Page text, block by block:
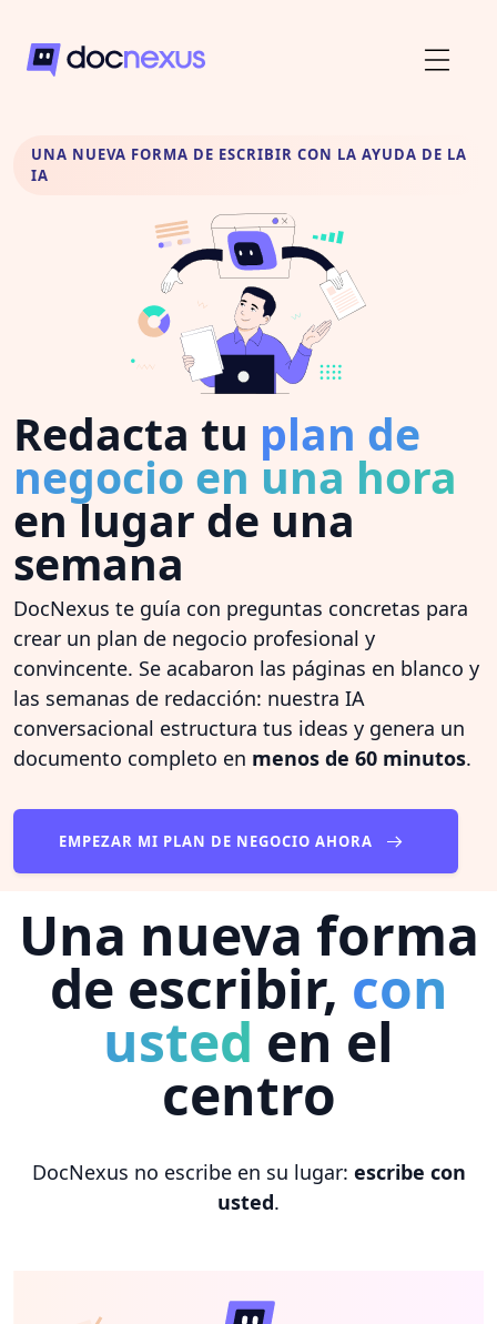
UNA NUEVA FORMA DE ESCRIBIR CON LA AYUDA DE LA
IA
Redacta tu plan de
negocio en una hora
en lugar de una
semana
DocNexus te guía con preguntas concretas para
crear un plan de negocio profesional y
convincente. Se acabaron las páginas en blanco y
las semanas de redacción: nuestra IA
conversacional estructura tus ideas y genera un
documento completo en menos de 60 minutos.
EMPEZAR MI PLAN DE NEGOCIO AHORA
Una nueva forma
de escribir, con
usted en el
centro
DocNexus no escribe en su lugar: escribe con
usted.